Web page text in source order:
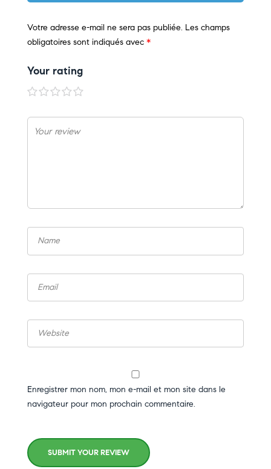
Votre adresse e-mail ne sera pas publiée. Les champs
obligatoires sont indiqués avec *
Your rating
1
2 3 4 5
Enregistrer mon nom, mon e-mail et mon site dans le
navigateur pour mon prochain commentaire.
SUBMIT YOUR REVIEW